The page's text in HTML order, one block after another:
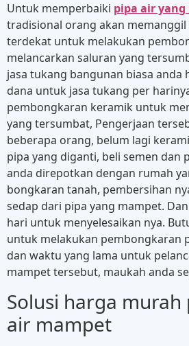
Untuk memperbaiki pipa air
tradisional orang akan
terdekat untuk melakukan
melancarkan saluran yang
jasa tukang bangunan biasa anda
dana untuk jasa tukang per
pembongkaran keramik untuk
yang tersumbat, Pengerjaan
beberapa orang, belum lagi
pipa yang diganti, beli semen dan
anda direpotkan dengan rumah
bongkaran tanah, pembersihan
sedap dari pipa yang mampet.
hari untuk menyelesaikan nya.
untuk melakukan pembongkaran
dan waktu yang lama untuk
mampet tersebut, maukah anda
Solusi harga murah
air mampet